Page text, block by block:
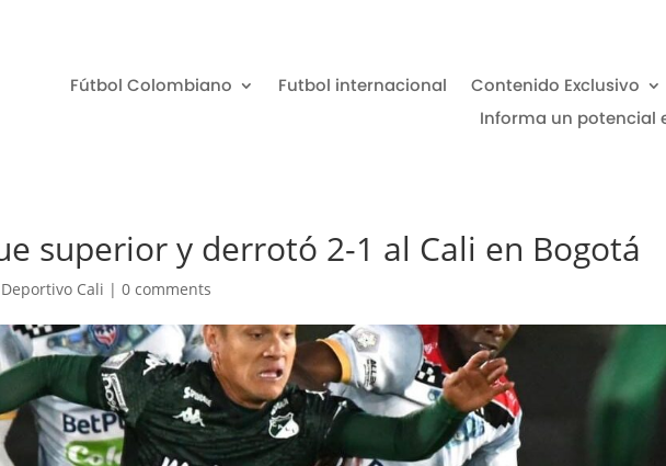
Fútbol Colombiano Futbol internacional
Contenido Exclusivo
Informa un potencial
superior y derrotó 2-1 al Cali en Bogotá
Deportivo Cali |0 comments